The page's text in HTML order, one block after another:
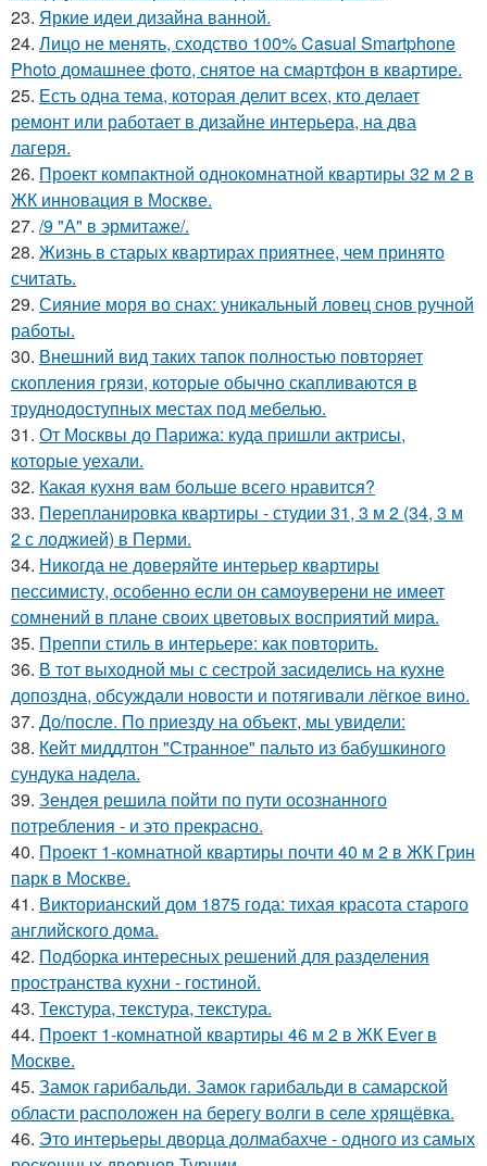
23. Яркие идеи дизайна ванной.
24. Лицо не менять, сходство 100% Casual Smartphone
Photo домашнее фото, снятое на смартфон в квартире.
25. Есть одна тема, которая делит всех, кто делает
ремонт или работает в дизайне интерьера, на два
лагеря.
26. Проект компактной однокомнатной квартиры 32 м 2 в
ЖК инновация в Москве.
27. /9 "А" в эрмитаже/.
28. Жизнь в старых квартирах приятнее, чем принято
считать.
29. Сияние моря во снах: уникальный ловец снов ручной
работы.
30. Внешний вид таких тапок полностью повторяет
скопления грязи, которые обычно скапливаются в
труднодоступных местах под мебелью.
31. От Москвы до Парижа: куда пришли актрисы,
которые уехали.
32. Какая кухня вам больше всего нравится?
33. Перепланировка квартиры - студии 31, 3 м 2 (34, 3 м
2 с лоджией) в Перми.
34. Никогда не доверяйте интерьер квартиры
пессимисту, особенно если он самоуверени не имеет
сомнений в плане своих цветовых восприятий мира.
35. Преппи стиль в интерьере: как повторить.
36. В тот выходной мы с сестрой засиделись на кухне
допоздна, обсуждали новости и потягивали лёгкое вино.
37. До/после. По приезду на объект, мы увидели:
38. Кейт миддлтон "Странное" пальто из бабушкиного
сундука надела.
39. Зендея решила пойти по пути осознанного
потребления - и это прекрасно.
40. Проект 1-комнатной квартиры почти 40 м 2 в ЖК Грин
парк в Москве.
41. Викторианский дом 1875 года: тихая красота старого
английского дома.
42. Подборка интересных решений для разделения
пространства кухни - гостиной.
43. Текстура, текстура, текстура.
44. Проект 1-комнатной квартиры 46 м 2 в ЖК Ever в
Москве.
45. Замок гарибальди. Замок гарибальди в самарской
области расположен на берегу волги в селе хрящёвка.
46. Это интерьеры дворца долмабахче - одного из самых